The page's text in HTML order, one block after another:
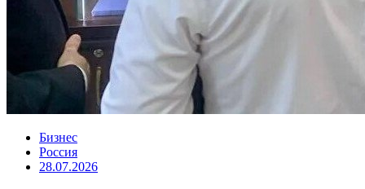
Бизнес
Россия
28.07.2026